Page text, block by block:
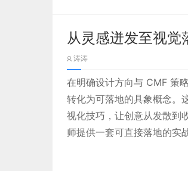
这是一套地理 + 时间维度
地球模型”，用不同高度的
呈现地理维度的分布差异；
年度趋势； 底部用数字卡
伤亡数的 “最大 - 最小” 范
从灵感迸发至视觉
涛涛
在明确设计方向与 CMF 策
转化为可落地的具象概念。
视化技巧，让创意从发散到
师提供一套可直接落地的实